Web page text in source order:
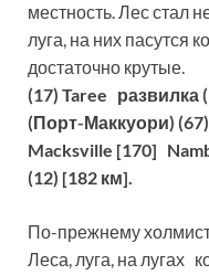
местность. Лес стал
луга, на них пасутся
достаточно крутые.
(17) Taree развилка
(Порт-Маккуори)
Macksville [170]
(12) [182 км].
По-прежнему
Леса, луга, на лугах